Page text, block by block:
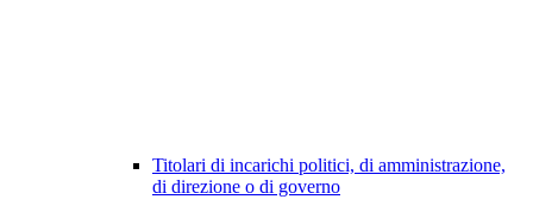
Titolari di incarichi politici, di amministrazione,
di direzione o di governo